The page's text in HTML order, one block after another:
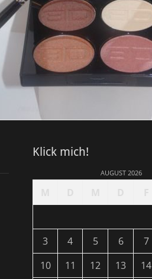
Klick mich!
AUGUST 2026
3
4 5 6 7
10
11 12 13 14